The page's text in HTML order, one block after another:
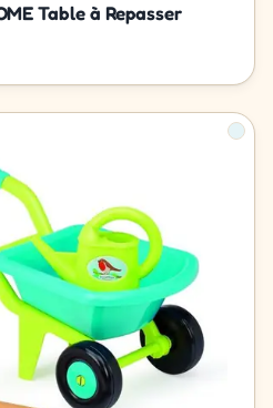
Table à Repasser